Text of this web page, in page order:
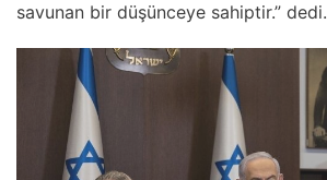
savunan bir düşünceye sahiptir.” dedi.